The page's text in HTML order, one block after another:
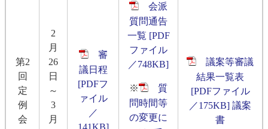
第2
回
定
例
会
2
月
26
日
～
3
月
審
議日程
[PDFフ
ァイル
／
141KB]
会派
質問通告
一覧 [PDF
ファイル
／748KB]
※
質
問時間等
の変更に
議案等審議
結果一覧表
[PDFファイル
／175KB] 議案
書